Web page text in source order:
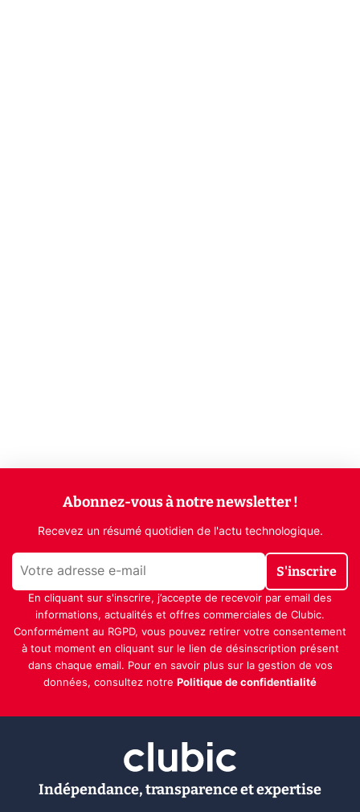
Abonnez-vous à notre newsletter !
Recevez un résumé quotidien de l'actu technologique.
S'inscrire
En cliquant sur s'inscrire, j’accepte de recevoir par email des
informations, actualités et offres commerciales de Clubic.
Conformément au RGPD, vous pouvez retirer votre consentement
à tout moment en cliquant sur le lien de désinscription présent
dans chaque email. Pour en savoir plus sur la gestion de vos
données, consultez notre Politique de confidentialité
Indépendance, transparence et expertise